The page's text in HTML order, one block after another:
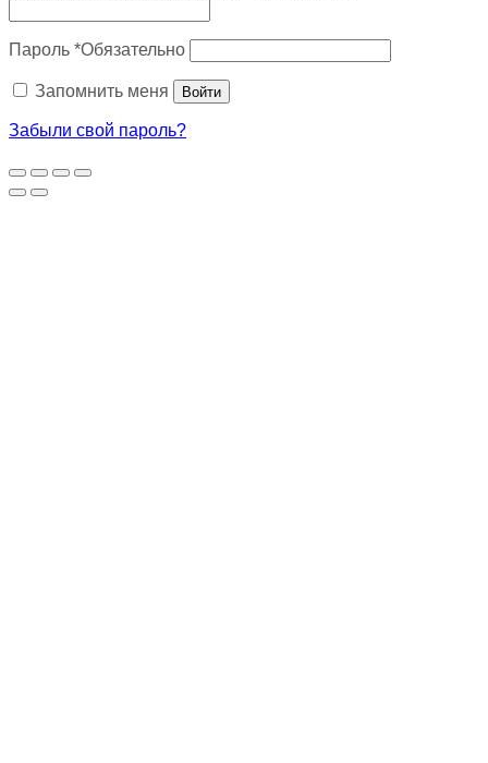
Пароль *Обязательно
Запомнить меня Войти
Забыли свой пароль?